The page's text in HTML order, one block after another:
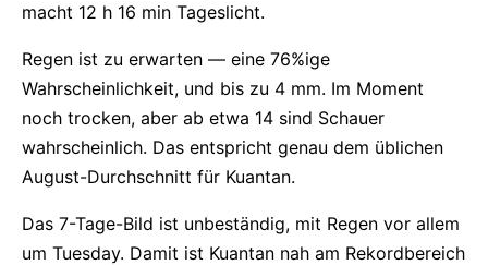
macht 12 h 16 min Tageslicht.
Regen ist zu erwarten — eine 76%ige
Wahrscheinlichkeit, und bis zu 4 mm. Im Moment
noch trocken, aber ab etwa 14 sind Schauer
wahrscheinlich. Das entspricht genau dem üblichen
August-Durchschnitt für Kuantan.
Das 7-Tage-Bild ist unbeständig, mit Regen vor allem
um Tuesday. Damit ist Kuantan nah am Rekordbereich